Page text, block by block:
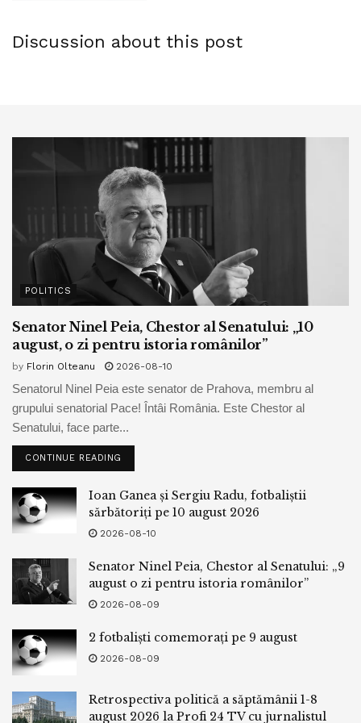
Marty este descris ca fiind extrem de dificil de simpatizat,
ceea ce a împărțit audiența între cei care admiră studiul și
maniera excentrică a acestui personaj și cei care s-au simțit
ofensați, chiar alienați de către acțiunile sale din film.
Muzica acestui film poartă semnătura lui
deși neobișnuit pentru anii 1940-1950 (perioada în care se
atmosfera vibrantă a filmului.
Filmul a devenit deja cel mai profitabil titlu al casei de
producțieA24la box office-ul american și este un favorit
clar pentru sezonul premiilorOscar 2026.
Fără a vă dezvălui întreg firul narativ, vă recomand acest
film spre a-l viziona, din moment ce se adresează unui
public interesat de parcursuri centrate pe noțiuni precum
succes, muncă, dragoste și povești biografice
spectacolul și competiția se întrepătrund.
Discussion about this post
POLITICS
Senator Ninel Peia, Chestor al Senatului: „10
august, o zi pentru istoria românilor”
by Florin Olteanu 2026-08-10
Senatorul Ninel Peia este senator de Prahova, membru al
grupului senatorial Pace! Întâi România. Este Chestor al
Senatului, face parte...
CONTINUE READING
Ioan Ganea și Sergiu Radu, fotbaliștii
sărbătoriți pe 10 august 2026
2026-08-10
Senator Ninel Peia, Chestor al Senatului: „9
august o zi pentru istoria românilor”
2026-08-09
2 fotbaliști comemorați pe 9 august
2026-08-09
Retrospectiva politică a săptămânii 1-8
august 2026 la Profi 24 TV cu jurnalistul